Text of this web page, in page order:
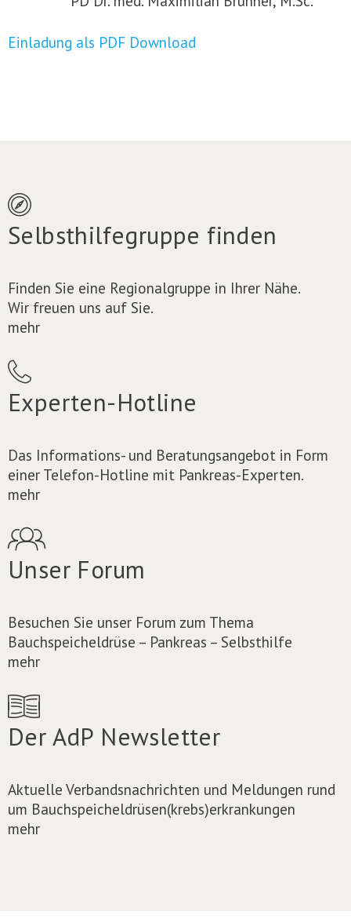
Einladung als PDF Download
Selbsthilfegruppe finden
Finden Sie eine Regionalgruppe in Ihrer Nähe.
Wir freuen uns auf Sie.
mehr
Experten-Hotline
Das Informations- und Beratungsangebot in Form
einer Telefon-Hotline mit Pankreas-Experten.
mehr
Unser Forum
Besuchen Sie unser Forum zum Thema
Bauchspeicheldrüse – Pankreas – Selbsthilfe
mehr
Der AdP Newsletter
Aktuelle Verbandsnachrichten und Meldungen rund
um Bauchspeicheldrüsen(krebs)erkrankungen
mehr